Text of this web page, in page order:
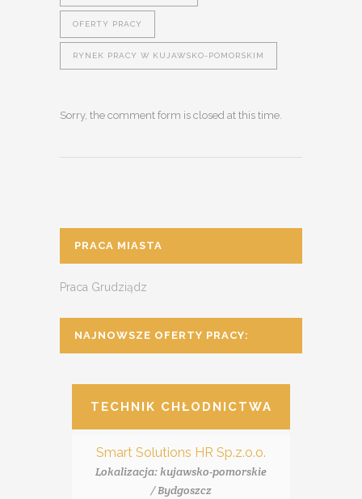
OFERTY PRACY
RYNEK PRACY W KUJAWSKO-POMORSKIM
Sorry, the comment form is closed at this time.
PRACA MIASTA
Praca Grudziądz
NAJNOWSZE OFERTY PRACY:
TECHNIK CHŁODNICTWA
Smart Solutions HR Sp.z.o.o.
Lokalizacja: kujawsko-pomorskie
/ Bydgoszcz